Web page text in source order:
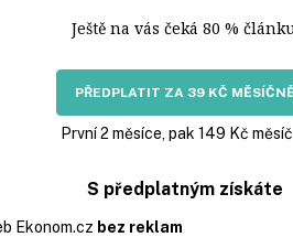
Ještě na vás čeká 80 %
PŘEDPLATIT ZA 39 KČ MĚSÍČNĚ
První 2 měsíce, pak 149 Kč
S předplatným získáte
Ekonom.cz bez reklam